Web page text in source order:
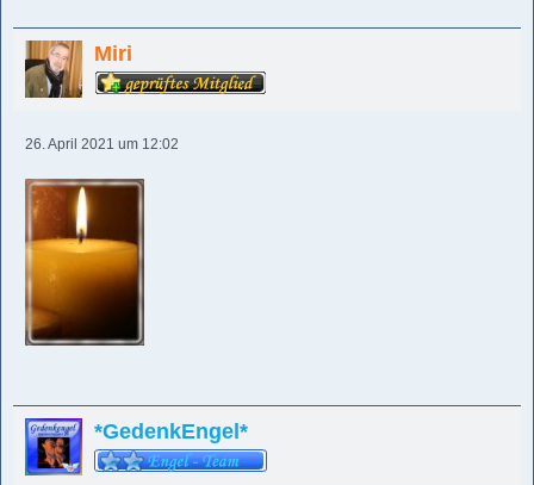
Miri
26. April 2021 um 12:02
*GedenkEngel*